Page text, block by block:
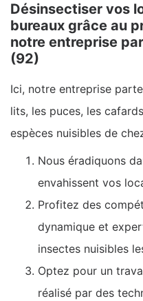
Désinsectiser vos
bureaux grâce au
notre entreprise
(92)
Ici, notre entreprise
lits, les puces, les
espèces nuisibles de
Nous éradiquons
envahissent vos
Profitez des
dynamique et
insectes nuisibles
Optez pour un
réalisé par des